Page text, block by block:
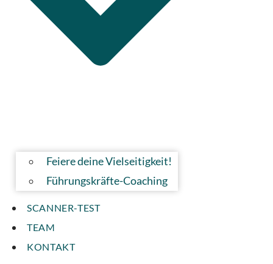
Feiere deine Vielseitigkeit!
Führungskräfte-Coaching
SCANNER-TEST
TEAM
KONTAKT